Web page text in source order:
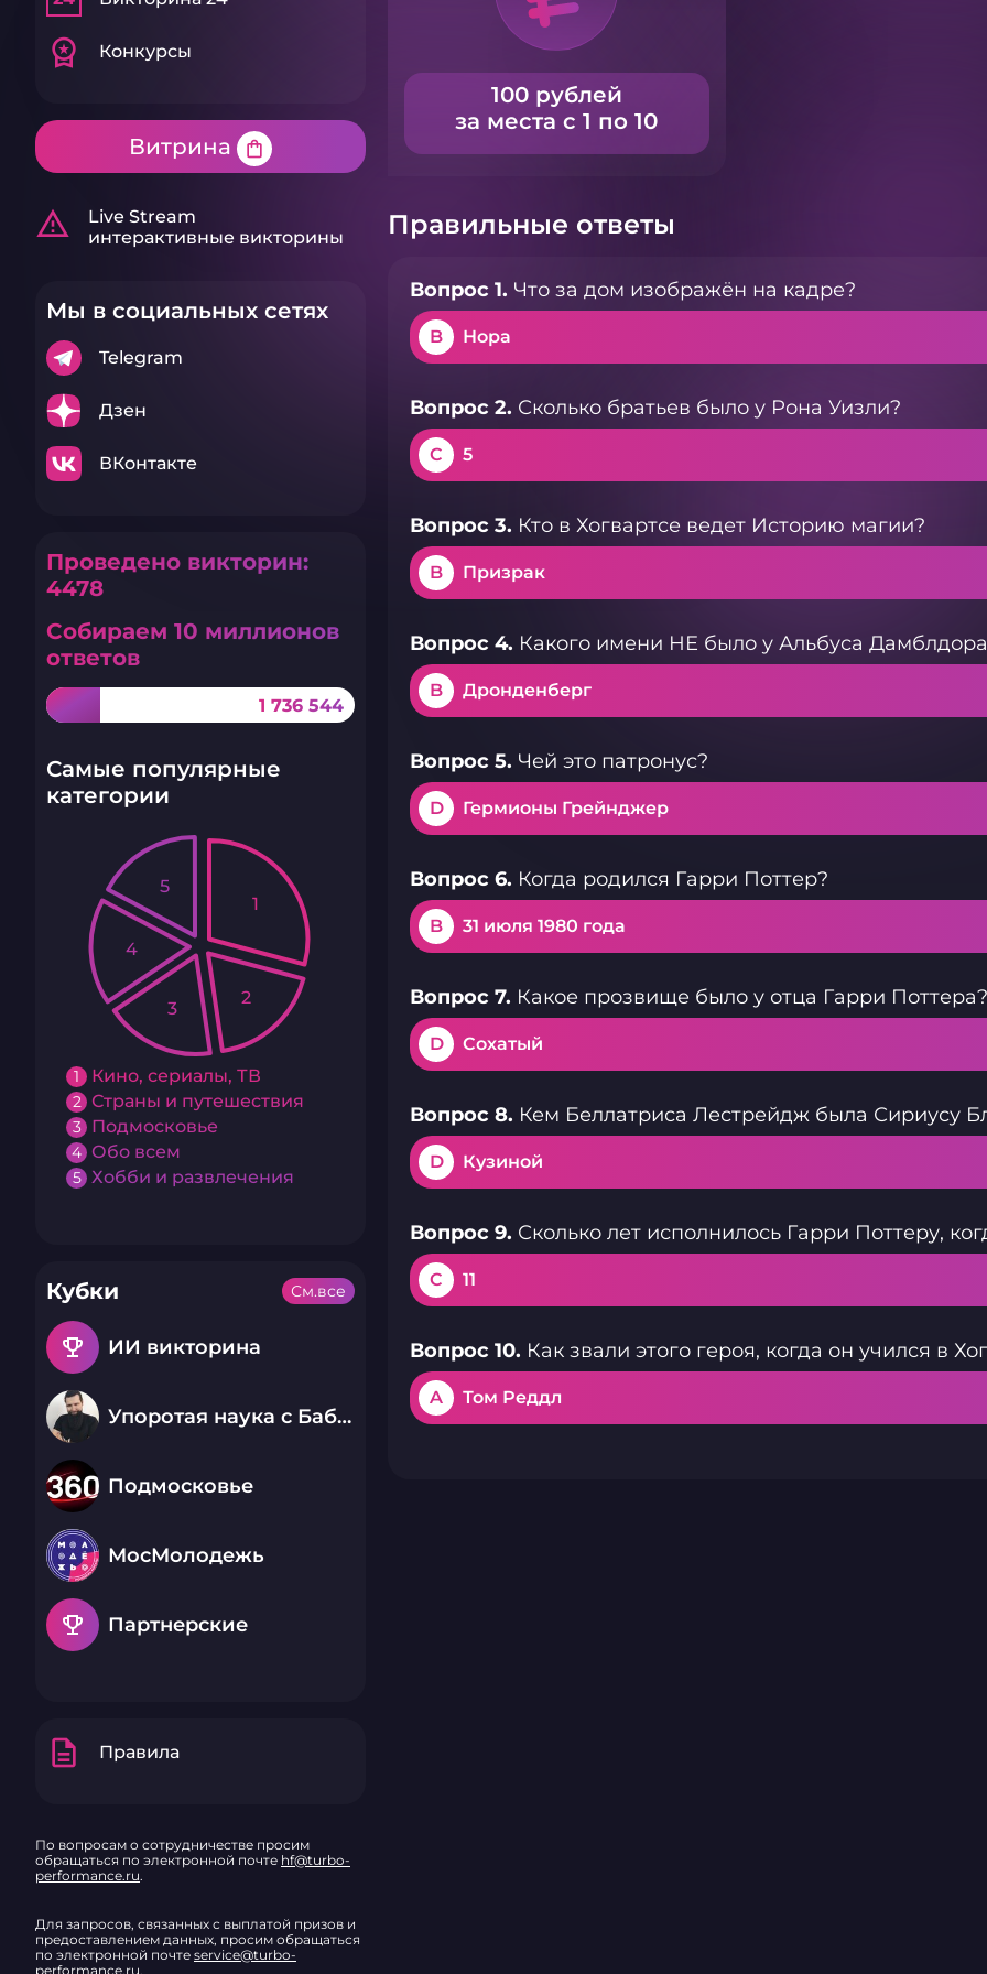
workspace_premium Конкурсы
Витрина shopping_bag
warning_amber
Live Stream
интерактивные викторины
Мы в социальных сетях
Telegram
Дзен
ВКонтакте
Проведено викторин:
4478
Собираем 10 миллионов
ответов
1 736 544
Самые популярные
категории
1 Кино, сериалы, ТВ
2 Страны и путешествия
3 Подмосковье
4 Обо всем
5 Хобби и развлечения
1
2
3
4
5
Кубки
emoji_events ИИ викторина
Упоротая наука с Бабаем Лютым
Подмосковье
МосМолодежь
emoji_events Партнерские
См.все
description Правила
По вопросам о сотрудничестве просим
обращаться по электронной почте hf@turbo-
performance.ru.
Для запросов, связанных с выплатой призов и
предоставлением данных, просим обращаться
по электронной почте service@turbo-
performance.ru.
100 рублей
за места с 1 по 10
Правильные ответы
Вопрос 1. Что за дом изображён на кадре?
B Нора
Вопрос 2. Сколько братьев было у Рона Уизли?
C 5
Вопрос 3. Кто в Хогвартсе ведет Историю магии?
B Призрак
Вопрос 4. Какого имени НЕ было у Альбуса
B Дронденберг
Вопрос 5. Чей это патронус?
D Гермионы Грейнджер
Вопрос 6. Когда родился Гарри Поттер?
B 31 июля 1980 года
Вопрос 7. Какое прозвище было у отца Гарри Поттера?
D Сохатый
Вопрос 8. Кем Беллатриса Лестрейдж была Сириусу
D Кузиной
Вопрос 9. Сколько лет исполнилось Гарри Поттеру,
C 11
Вопрос 10. Как звали этого героя, когда он учился в
A Том Реддл